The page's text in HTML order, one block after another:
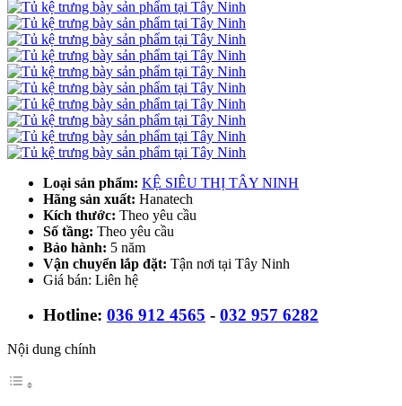
Loại sản phẩm: KỆ SIÊU THỊ TÂY NINH
Hãng sản xuất: Hanatech
Kích thước: Theo yêu cầu
Số tầng: Theo yêu cầu
Bảo hành: 5 năm
Vận chuyển lắp đặt: Tận nơi tại Tây Ninh
Giá bán: Liên hệ
Hotline: 036 912 4565 - 032 957 6282
Nội dung chính